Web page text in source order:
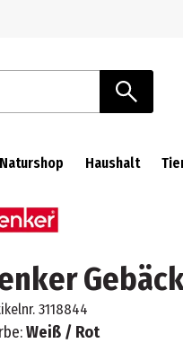
Naturshop Haushalt
3118844
Weiß / Rot